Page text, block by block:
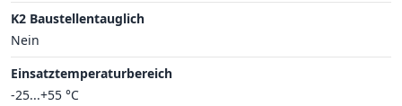
K2 Baustellentauglich
Nein
Einsatztemperaturbereich
-25...+55 °C